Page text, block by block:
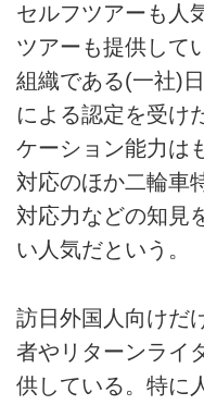
セルフツアーも人
ツアーも提供して
組織である(一社)
による認定を受け
ケーション能力は
対応のほか二輪車
対応力などの知見
い人気だという。
訪日外国人向けだ
者やリターンライ
供している。特に